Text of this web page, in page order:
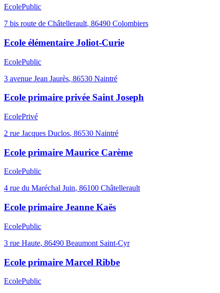
EcolePublic
7 bis route de Châtellerault, 86490 Colombiers
Ecole élémentaire Joliot-Curie
EcolePublic
3 avenue Jean Jaurès, 86530 Naintré
Ecole primaire privée Saint Joseph
EcolePrivé
2 rue Jacques Duclos, 86530 Naintré
Ecole primaire Maurice Carème
EcolePublic
4 rue du Maréchal Juin, 86100 Châtellerault
Ecole primaire Jeanne Kaës
EcolePublic
3 rue Haute, 86490 Beaumont Saint-Cyr
Ecole primaire Marcel Ribbe
EcolePublic